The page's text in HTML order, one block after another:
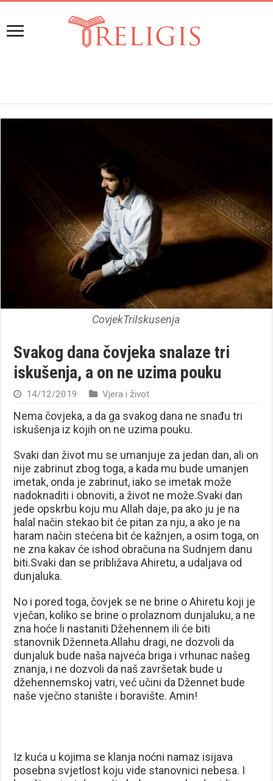
CovjekTriIskusenja
Svakog dana čovjeka snalaze tri
iskušenja, a on ne uzima pouku
14/12/2019 Vjera i život
Nema čovjeka, a da ga svakog dana ne snađu tri
iskušenja iz kojih on ne uzima pouku.
Svaki dan život mu se umanjuje za jedan dan, ali on
nije zabrinut zbog toga, a kada mu bude umanjen
imetak, onda je zabrinut, iako se imetak može
nadoknaditi i obnoviti, a život ne može.Svaki dan
jede opskrbu koju mu Allah daje, pa ako ju je na
halal način stekao bit će pitan za nju, a ako je na
haram način stećena bit će kažnjen, a osim toga, on
ne zna kakav će ishod obračuna na Sudnjem danu
biti.Svaki dan se približava Ahiretu, a udaljava od
dunjaluka.
No i pored toga, čovjek se ne brine o Ahiretu koji je
vječan, koliko se brine o prolaznom dunjaluku, a ne
zna hoće li nastaniti Džehennem ili će biti
stanovnik Dženneta.Allahu dragi, ne dozvoli da
dunjaluk bude naša najveća briga i vrhunac našeg
znanja, i ne dozvoli da naš završetak bude u
džehennemskoj vatri, već učini da Džennet bude
naše vječno stanište i boravište. Amin!
Iz kuća u kojima se klanja noćni namaz isijava
posebna svjetlost koju vide stanovnici nebesa. I